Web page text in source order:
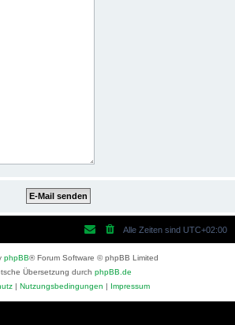
Alle Zeiten sind UTC+02:00
phpBB® Forum Software © phpBB Limited
Übersetzung durch phpBB.de
| Nutzungsbedingungen | Impressum